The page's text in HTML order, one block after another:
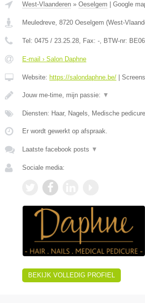
West-Vlaanderen » Oeselgem Google
Meuledreve, 8720 Oeselgem (West-
Tel: 0475 / 23.25.28, Fax: -, BTW-nr:
E-mail › Salon Daphne
Website: https://salondaphne.be/
Jouw me-time, mijn passie: ▼
Diensten: Haar, Nagels, Medische pedicure
Er wordt gewerkt op afspraak.
Laatste facebook posts ▼
Sociale media:
BEKIJK VOLLEDIG PROFIEL